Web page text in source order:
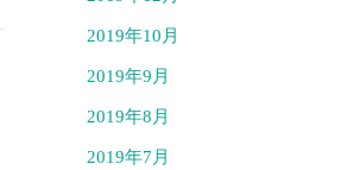
2019年10月
2019年9月
2019年8月
2019年7月